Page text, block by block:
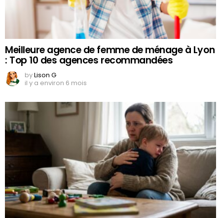
Meilleure agence de femme de ménage à Lyon
: Top 10 des agences recommandées
byLison G
il y a environ 6 mois